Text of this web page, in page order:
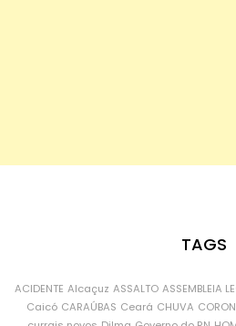
TAGS
ACIDENTE Alcaçuz ASSALTO ASSEMBLEIA
Caicó CARAÚBAS Ceará CHUVA